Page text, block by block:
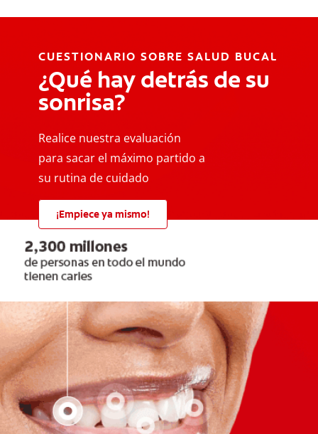
CUESTIONARIO SOBRE SALUD BUCAL
¿Qué hay detrás de su
sonrisa?
Realice nuestra evaluación
para sacar el máximo partido a
su rutina de cuidado
¡Empiece ya mismo!